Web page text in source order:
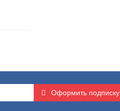
Оформить подписку